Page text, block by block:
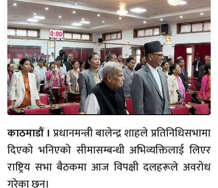
काठमाडौं । प्रधानमन्त्री बालेन्द्र शाहले प्रतिनिधिसभामा
दिएको भनिएको सीमासम्बन्धी अभिव्यक्तिलाई लिएर
राष्ट्रिय सभा बैठकमा आज विपक्षी दलहरूले अवरोध
गरेका छन्।